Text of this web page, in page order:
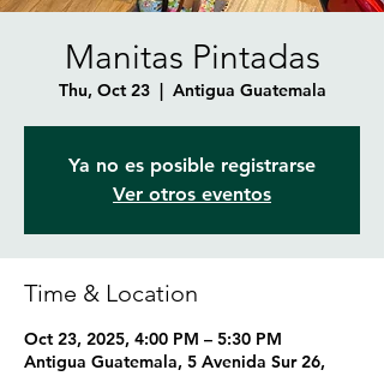
Manitas Pintadas
Thu, Oct 23
  |
Antigua Guatemala
Ya no es posible registrarse
Ver otros eventos
Time & Location
Oct 23, 2025, 4:00 PM – 5:30 PM
Antigua Guatemala, 5 Avenida Sur 26,